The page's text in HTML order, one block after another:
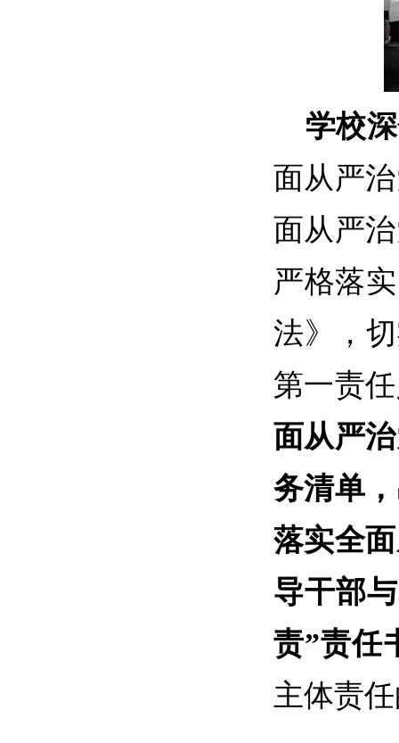
学校
面从严
面从严
严格落实
法》
，
第一责
面从严
务清单
落实全
导干部
责”责任
主体责